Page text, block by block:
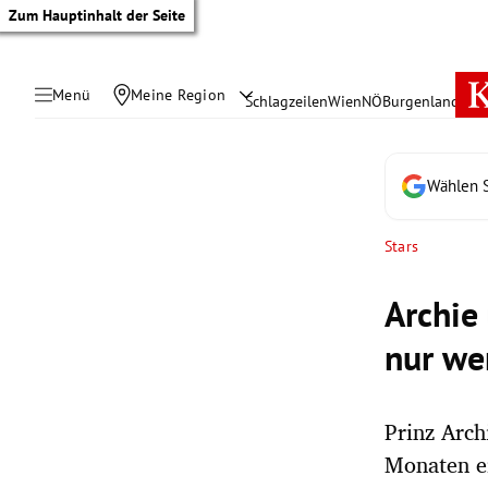
Zum Hauptinhalt der Seite
Menü Meine Region SchlagzeilenWienNÖBurgenland
Wählen
Stars
nur
Prinz
Monaten